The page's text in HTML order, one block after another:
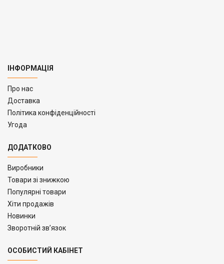
ІНФОРМАЦІЯ
Про нас
Доставка
Політика конфіденційності
Угода
ДОДАТКОВО
Виробники
Товари зі знижкою
Популярні товари
Хіти продажів
Новинки
Зворотній зв’язок
ОСОБИСТИЙ КАБІНЕТ